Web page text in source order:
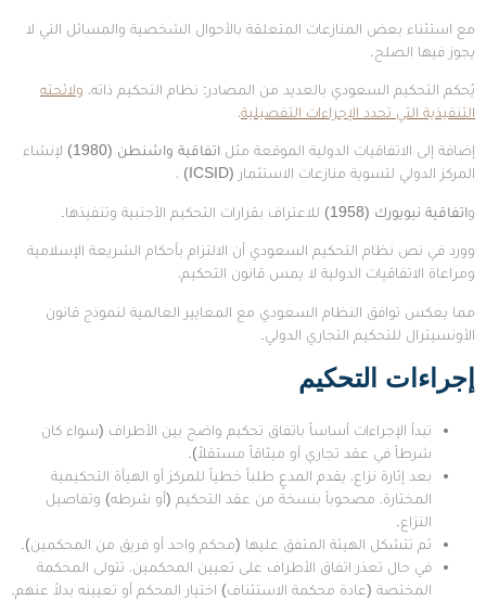
مع استثناء بعض المنازعات المتعلقة بالأحوال الشخصية والمسائل التي لا
يجوز فيها الصلح.
يُحكم التحكيم السعودي بالعديد من المصادر: نظام التحكيم ذاته، ولائحته
التنفيذية التي تحدد الإجراءات التفصيلية،
إضافة إلى الاتفاقيات الدولية الموقعة مثل اتفاقية واشنطن (1980)
لإنشاء
المركز الدولي لتسوية منازعات الاستثمار (ICSID) ،
واتفاقية نيويورك (1958) للاعتراف بقرارات التحكيم الأجنبية وتنفيذها.
وورد في نص نظام التحكيم السعودي أن الالتزام بأحكام الشريعة الإسلامية
ومراعاة الاتفاقيات الدولية لا يمس قانون التحكيم،
مما يعكس توافق النظام السعودي مع المعايير العالمية لنموذج قانون
الأونسيترال للتحكيم التجاري الدولي.
إجراءات التحكيم
تبدأ الإجراءات أساساً باتفاق تحكيم واضح بين الأطراف (سواء كان
شرطاً في عقد تجاري أو ميثاقاً مستقلاً).
بعد إثارة نزاع، يقدم المدعٍ طلباً خطياً للمركز أو الهيأة التحكيمية
المختارة، مصحوباً بنسخة من عقد التحكيم (أو شرطه) وتفاصيل
النزاع.
ثم تتشكل الهيئة المتفق عليها (محكم واحد أو فريق من المحكمين).
في حال تعذر اتفاق الأطراف على تعيين المحكمين، تتولى المحكمة
المختصة (عادة محكمة الاستئناف) اختيار المحكم أو تعيينه بدلاً عنهم.